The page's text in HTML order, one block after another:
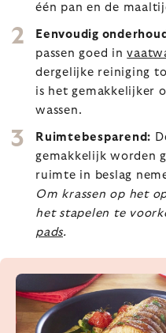
één pan en de
Eenvoudig
passen goed in
dergelijke reiniging
is het gemakkelijker
wassen.
Ruimtebesparend:
gemakkelijk worden
ruimte in beslag
Om krassen op het
het stapelen te
pads.